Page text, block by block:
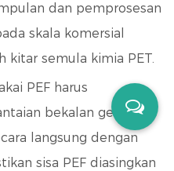
dan pemprosesan
skala komersial
kitar semula kimia PET.
PEF harus
bekalan gelung
langsung dengan
sisa PEF diasingkan